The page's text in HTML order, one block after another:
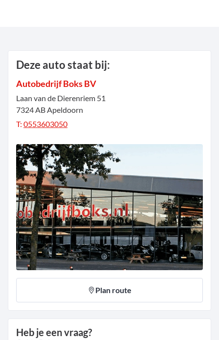
Deze auto staat bij:
Autobedrijf Boks BV
Laan van de Dierenriem 51
7324 AB Apeldoorn
T: 0553603050
Plan route
Heb je een vraag?